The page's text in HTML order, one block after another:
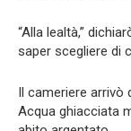
“Alla lealtà,”
saper scegliere di
Il cameriere arrivò
Acqua ghiacciata